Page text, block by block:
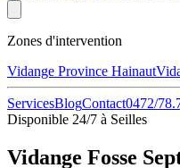
Zones d'intervention
Vidange Province Hainaut
ServicesBlogContact0472/
Disponible 24/7 à Seilles
Vidange Fosse